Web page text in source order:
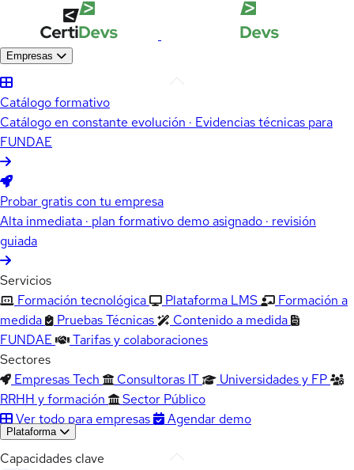
Empresas
Catálogo formativo
Catálogo en constante evolución · Evidencias técnicas para
FUNDAE
Probar gratis con tu empresa
Alta inmediata · plan formativo demo asignado · revisión
guiada
Servicios
Formación tecnológica
Plataforma LMS
Formación a
medida
Pruebas Técnicas
Contenido a medida
FUNDAE
Tarifas y colaboraciones
Sectores
Empresas Tech
Consultoras IT
Universidades y FP
RRHH y formación
Sector Público
Ver todo para empresas
Agendar demo
Plataforma
Capacidades clave